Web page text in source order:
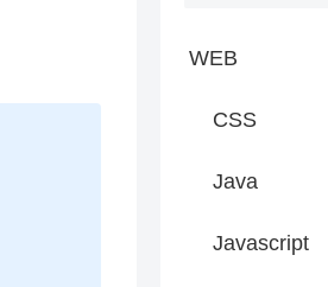
WEB
CSS
Java
Javascript